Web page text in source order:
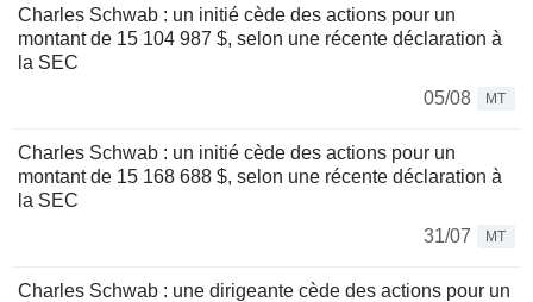
Charles Schwab : un initié cède des actions pour un
montant de 15 104 987 $, selon une récente déclaration à
la SEC
05/08
MT
Charles Schwab : un initié cède des actions pour un
montant de 15 168 688 $, selon une récente déclaration à
la SEC
31/07
MT
Charles Schwab : une dirigeante cède des actions pour un